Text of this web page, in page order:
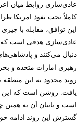
عادی‌سازی روابط میان
کاملاً تحت نفوذ امریکا
این توافق، مقابله با
عادی‌سازی هدفی است که
دنبال می‌کنند و
روند محدود به این
یافت. روشن است که این
است و بانیان آن به همین
گسترش این روند ادامه